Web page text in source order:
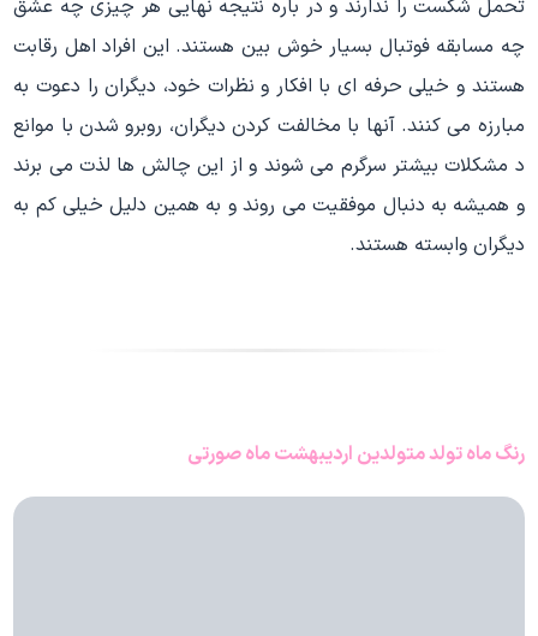
تحمل شکست را ندارند و در باره نتیجه نهایی هر چیزی چه عشق
چه مسابقه فوتبال بسیار خوش بین هستند. این افراد اهل رقابت
هستند و خیلی حرفه ای با افکار و نظرات خود، دیگران را دعوت به
مبارزه می کنند. آنها با مخالفت کردن دیگران، روبرو شدن با موانع
د مشکلات بیشتر سرگرم می شوند و از این چالش ها لذت می برند
و همیشه به دنبال موفقیت می روند و به همین دلیل خیلی کم به
دیگران وابسته هستند.
رنگ ماه تولد متولدین اردیبهشت ماه صورتی